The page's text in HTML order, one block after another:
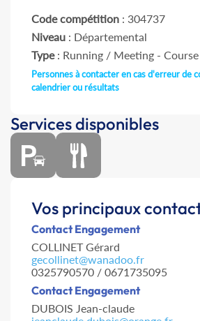
Code compétition : 304737
Niveau : Départemental
Type: Running / Meeting -
Personnes à contacter en cas d'erreur de
calendrier ou résultats
Services disponibles
Vos principaux
Contact Engagement
COLLINET Gérard
gecollinet@wanadoo.fr
0325790570 / 0671735095
Contact Engagement
DUBOIS Jean-claude